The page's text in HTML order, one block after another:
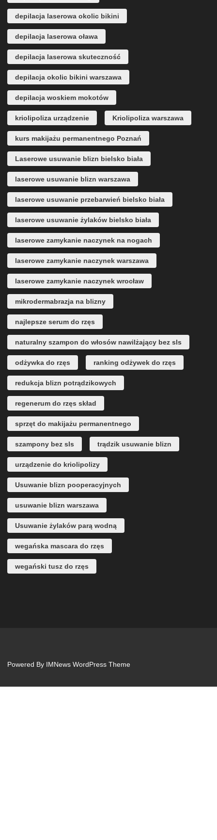
depilacja laserowa okolic bikini
depilacja laserowa oława
depilacja laserowa skuteczność
depilacja okolic bikini warszawa
depilacja woskiem mokotów
kriolipoliza urządzenie Kriolipoliza warszawa
kurs makijażu permanentnego Poznań
Laserowe usuwanie blizn bielsko biała
laserowe usuwanie blizn warszawa
laserowe usuwanie przebarwień bielsko biała
laserowe usuwanie żylaków bielsko biała
laserowe zamykanie naczynek na nogach
laserowe zamykanie naczynek warszawa
laserowe zamykanie naczynek wrocław
mikrodermabrazja na blizny
najlepsze serum do rzęs
naturalny szampon do włosów nawilżający bez sls
odżywka do rzęs ranking odżywek do rzęs
redukcja blizn potrądzikowych
regenerum do rzęs skład
sprzęt do makijażu permanentnego
szampony bez sls trądzik usuwanie blizn
urządzenie do kriolipolizy
Usuwanie blizn pooperacyjnych
usuwanie blizn warszawa
Usuwanie żylaków parą wodną
wegańska mascara do rzęs
wegański tusz do rzęs
Powered By IMNews WordPress Theme